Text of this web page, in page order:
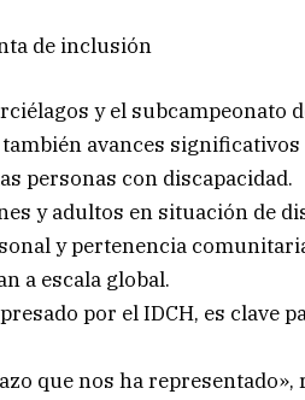
de inclusión
y el subcampeonato
avances
personas con discapacidad.
y adultos en situación de
y pertenencia
a escala global.
por el IDCH, es clave
que nos ha representado»,